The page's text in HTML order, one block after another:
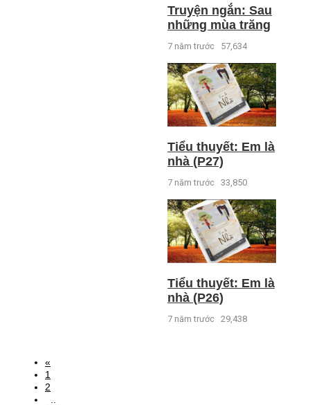
Truyện ngắn: Sau
những mùa trăng
7 năm trước 57,634
Tiểu thuyết: Em là
nhà (P27)
7 năm trước 33,850
Tiểu thuyết: Em là
nhà (P26)
7 năm trước 29,438
«
1
2